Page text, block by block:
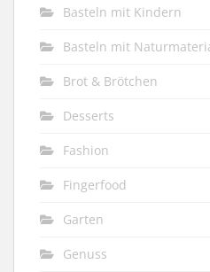
Basteln mit Kindern
Basteln mit
Brot & Brötchen
Desserts
Fashion
Fingerfood
Garten
Genuss